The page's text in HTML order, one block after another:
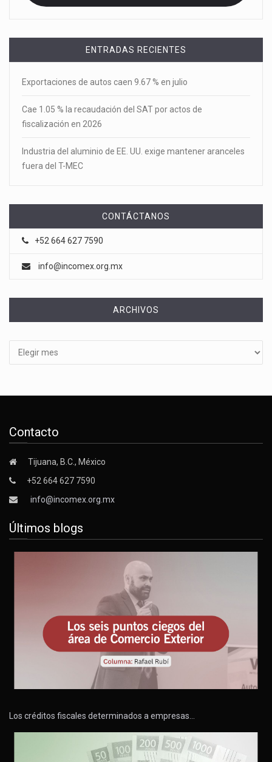
ENTRADAS RECIENTES
Exportaciones de autos caen 9.67 % en julio
Cae 1.05 % la recaudación del SAT por actos de
fiscalización en 2026
Industria del aluminio de EE. UU. exige mantener aranceles
fuera del T-MEC
CONTÁCTANOS
+52 664 627 7590
info@incomex.org.mx
ARCHIVOS
Contacto
Tijuana, B.C., México
+52 664 627 7590
info@incomex.org.mx
Últimos blogs
Los créditos fiscales determinados a empresas…